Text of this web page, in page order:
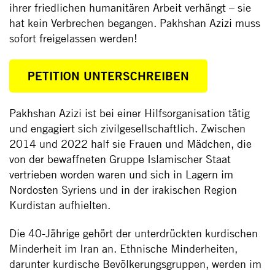
ihrer friedlichen humanitären Arbeit verhängt – sie
hat kein Verbrechen begangen. Pakhshan Azizi muss
sofort freigelassen werden!
PETITION UNTERSCHREIBEN
Pakhshan Azizi ist bei einer Hilfsorganisation tätig
und engagiert sich zivilgesellschaftlich. Zwischen
2014 und 2022 half sie Frauen und Mädchen, die
von der bewaffneten Gruppe Islamischer Staat
vertrieben worden waren und sich in Lagern im
Nordosten Syriens und in der irakischen Region
Kurdistan aufhielten.
Die 40-Jährige gehört der unterdrückten kurdischen
Minderheit im Iran an. Ethnische Minderheiten,
darunter kurdische Bevölkerungsgruppen, werden im